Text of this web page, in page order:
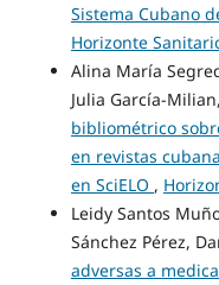
Sistema Cubano
Horizonte
Alina María
Julia García-
bibliométrico
en revistas
en SciELO ,
Leidy Santos
Sánchez Pérez,
adversas a